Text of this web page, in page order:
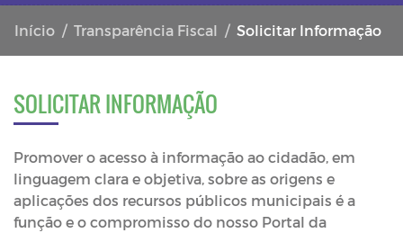
Início Transparência Fiscal Solicitar Informação
SOLICITAR INFORMAÇÃO
Promover o acesso à informação ao cidadão, em
linguagem clara e objetiva, sobre as origens e
aplicações dos recursos públicos municipais é a
função e o compromisso do nosso Portal da